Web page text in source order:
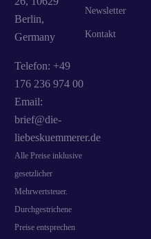
Berlin,
Germany
Telefon: +49
176 236 974 00
Email:
brief@die-
liebeskuemmerer.de
Alle Preise inklusive
gesetzlicher
Mehrwertsteuer.
Durchgestrichene
Preise entsprechen
Newsletter
Kontakt